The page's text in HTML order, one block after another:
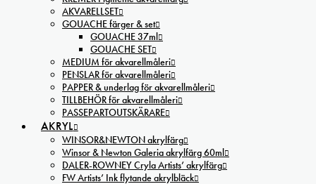
AKVARELLSET
GOUACHE färger & set
GOUACHE 37ml
GOUACHE SET
MEDIUM för akvarellmåleri
PENSLAR för akvarellmåleri
PAPPER & underlag för akvarellmåleri
TILLBEHÖR för akvarellmåleri
PASSEPARTOUTSKÄRARE
AKRYL
WINSOR&NEWTON akrylfärg
Winsor & Newton Galeria akrylfärg 60ml
DALER-ROWNEY Cryla Artists’ akrylfärg
FW Artists’ Ink flytande akrylbläck